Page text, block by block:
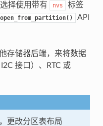
择使用带有 nvs
标签
API
存储器后端，来将数据
接口）、RTC 或
更改分区表布局